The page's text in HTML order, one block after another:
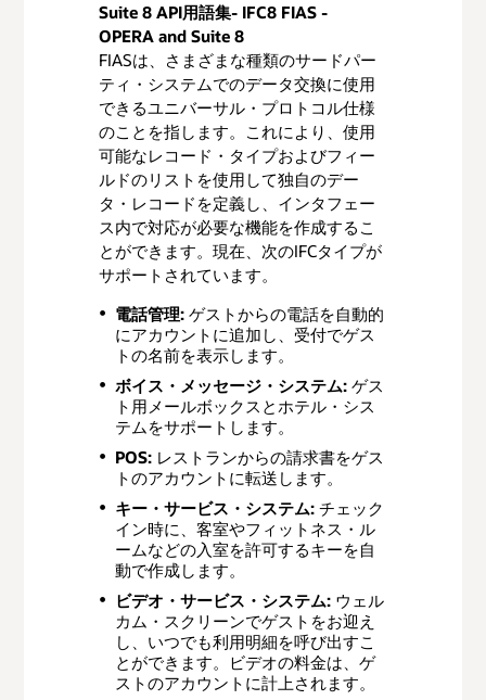
Suite 8 API用語集- IFC8 FIAS -
OPERA and Suite 8
FIASは、さまざまな種類のサードパー
ティ・システムでのデータ交換に使用
できるユニバーサル・プロトコル仕様
のことを指します。これにより、使用
可能なレコード・タイプおよびフィー
ルドのリストを使用して独自のデー
タ・レコードを定義し、インタフェー
ス内で対応が必要な機能を作成するこ
とができます。現在、次のIFCタイプが
サポートされています。
電話管理: ゲストからの電話を自動的
にアカウントに追加し、受付でゲス
トの名前を表示します。
ボイス・メッセージ・システム: ゲス
ト用メールボックスとホテル・シス
テムをサポートします。
POS: レストランからの請求書をゲス
トのアカウントに転送します。
キー・サービス・システム: チェック
イン時に、客室やフィットネス・ル
ームなどの入室を許可するキーを自
動で作成します。
ビデオ・サービス・システム: ウェル
カム・スクリーンでゲストをお迎え
し、いつでも利用明細を呼び出すこ
とができます。ビデオの料金は、ゲ
ストのアカウントに計上されます。
RFP機能
予約エンジン
支払提供業者
顧客評価整理
セルフ・チェックイン/チェックアウト
Kioskおよび顧客対応アプリ
メンテナンス
スパ、ゴルフ、レジャー
コンシェルジュ
クルーズ統合基準
船上プロパティ・マネジメント・シ
ステム
フリート管理
資材管理
ダイニング管理システム
クルーズ施設管理
支払統合基準
支払提供業者